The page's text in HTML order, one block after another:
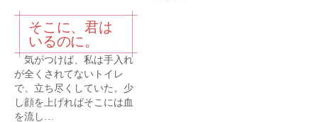
そこに、君は
いるのに。
気がつけば、私は手入れ
が全くされてないトイレ
で、立ち尽くしていた。少
し顔を上げればそこには血
を流し…